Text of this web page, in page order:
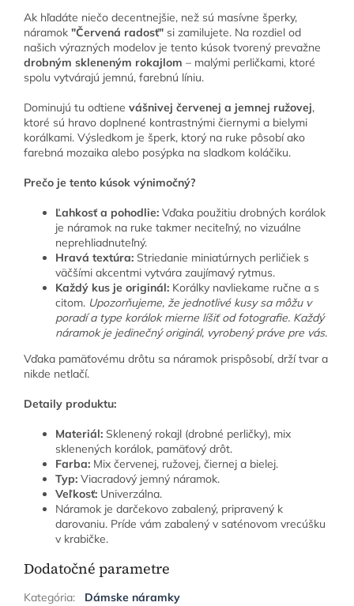
Ak hľadáte niečo decentnejšie, než sú masívne šperky,
náramok "Červená radosť" si zamilujete. Na rozdiel od
našich výrazných modelov je tento kúsok tvorený prevažne
drobným skleneným rokajlom – malými perličkami, ktoré
spolu vytvárajú jemnú, farebnú líniu.
Dominujú tu odtiene vášnivej červenej a jemnej ružovej,
ktoré sú hravo doplnené kontrastnými čiernymi a bielymi
korálkami. Výsledkom je šperk, ktorý na ruke pôsobí ako
farebná mozaika alebo posýpka na sladkom koláčiku.
Prečo je tento kúsok výnimočný?
Ľahkosť a pohodlie: Vďaka použitiu drobných korálok
je náramok na ruke takmer neciteľný, no vizuálne
neprehliadnuteľný.
Hravá textúra: Striedanie miniatúrnych perličiek s
väčšími akcentmi vytvára zaujímavý rytmus.
Každý kus je originál: Korálky navliekame ručne a s
citom. Upozorňujeme, že jednotlivé kusy sa môžu v
poradí a type korálok mierne líšiť od fotografie. Každý
náramok je jedinečný originál, vyrobený práve pre vás.
Vďaka pamäťovému drôtu sa náramok prispôsobí, drží tvar a
nikde netlačí.
Detaily produktu:
Materiál: Sklenený rokajl (drobné perličky), mix
sklenených korálok, pamäťový drôt.
Farba: Mix červenej, ružovej, čiernej a bielej.
Typ: Viacradový jemný náramok.
Veľkosť: Univerzálna.
Náramok je darčekovo zabalený, pripravený k
darovaniu. Príde vám zabalený v saténovom vrecúšku
v krabičke.
Dodatočné parametre
Kategória: Dámske náramky